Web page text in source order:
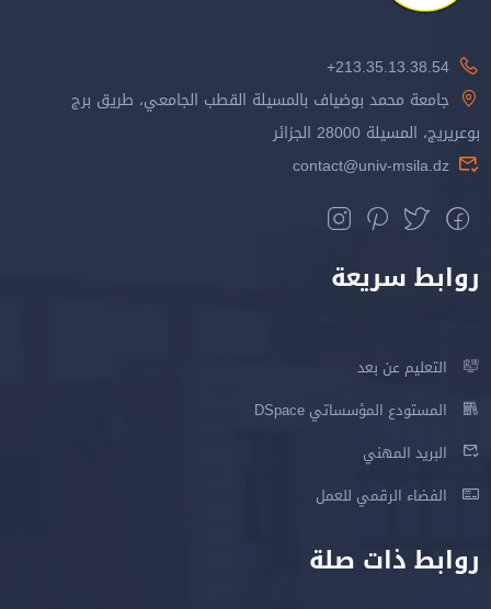
213.35.13.38.54+
جامعة محمد بوضياف بالمسيلة القطب الجامعي، طريق برج
بوعريريج، المسيلة 28000 الجزائر
contact@univ-msila.dz
روابط سريعة
التعليم عن بعد
المستودع المؤسساتي DSpace
البريد المهني
الفضاء الرقمي للعمل
روابط ذات صلة